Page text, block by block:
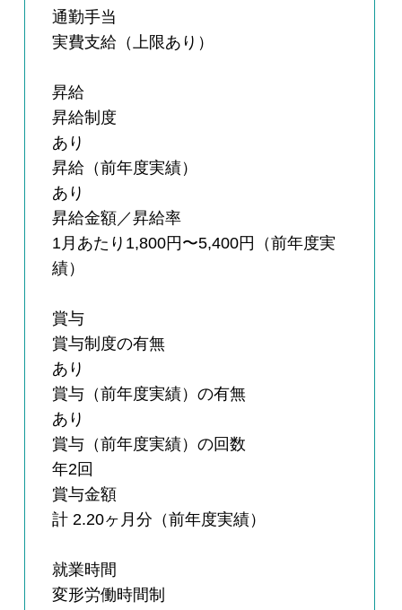
通勤手当
実費支給（上限あり）
昇給
昇給制度
あり
昇給（前年度実績）
あり
昇給金額／昇給率
1月あたり1,800円〜5,400円（前年度実
績）
賞与
賞与制度の有無
あり
賞与（前年度実績）の有無
あり
賞与（前年度実績）の回数
年2回
賞与金額
計 2.20ヶ月分（前年度実績）
就業時間
変形労働時間制